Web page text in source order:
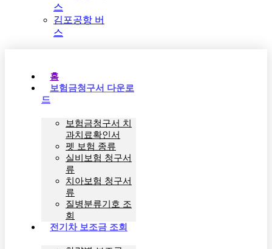
스
김포공항 버
스
홈
보험금청구서 다운로
드
보험금청구서 치
과치료확인서
펫 보험 종류
실비보험 청구서
류
치아보험 청구서
류
질병분류기호 조
회
전기차 보조금 조회